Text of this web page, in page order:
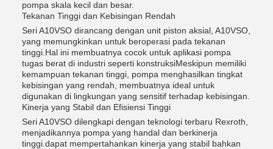
pompa skala kecil dan besar.
Tekanan Tinggi dan Kebisingan Rendah
Seri A10VSO dirancang dengan unit piston aksial, A10VSO,
yang memungkinkan untuk beroperasi pada tekanan
tinggi.Hal ini membuatnya cocok untuk aplikasi pompa
tugas berat di industri seperti konstruksiMeskipun memiliki
kemampuan tekanan tinggi, pompa menghasilkan tingkat
kebisingan yang rendah, membuatnya ideal untuk
digunakan di lingkungan yang sensitif terhadap kebisingan.
Kinerja yang Stabil dan Efisiensi Tinggi
Seri A10VSO dilengkapi dengan teknologi terbaru Rexroth,
menjadikannya pompa yang handal dan berkinerja
tinggi.dapat mempertahankan kinerja yang stabil bahkan